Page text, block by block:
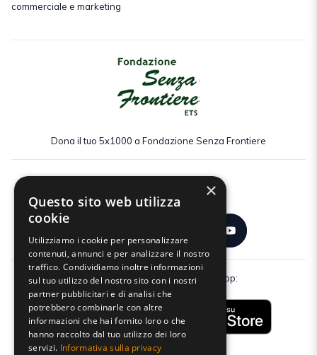
commerciale e marketing
Dona il tuo 5x1000 a Fondazione Senza Frontiere
Scarica gratuitamente la nostra app:
×
Questo sito web utilizza
cookie
Utilizziamo i cookie per personalizzare
contenuti, annunci e per analizzare il nostro
traffico. Condividiamo inoltre informazioni
sul tuo utilizzo del nostro sito con i nostri
partner pubblicitari e di analisi che
potrebbero combinarle con altre
informazioni che hai fornito loro o che
hanno raccolto dal tuo utilizzo dei loro
servizi. Informativa sulla privacy